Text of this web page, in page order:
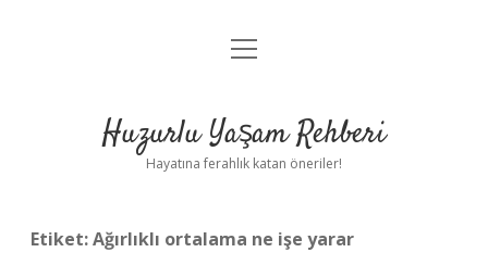
Anasayfa
Yasal Uyarı
menüyü
Huzurlu Yaşam Rehberi
Hayatına ferahlık katan öneriler!
Etiket:Ağırlıklı ortalama ne işe yarar